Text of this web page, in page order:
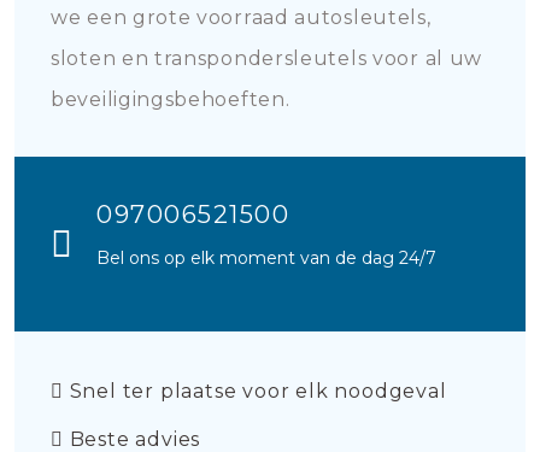
we een grote voorraad autosleutels,
sloten en transpondersleutels voor al uw
beveiligingsbehoeften.
097006521500
Bel ons op elk moment van de dag 24/7
Snel ter plaatse voor elk noodgeval
Beste advies